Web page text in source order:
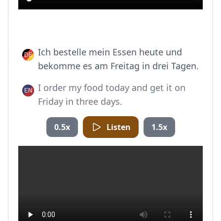
Ich bestelle mein Essen heute und
bekomme es am Freitag in drei Tagen.
I order my food today and get it on
Friday in three days.
0.5x Listen 1.5x